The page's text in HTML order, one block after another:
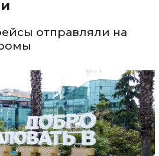
отправляли на